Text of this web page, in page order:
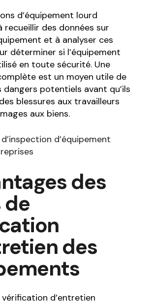
d’équipement lourd
recueillir des données sur
et à analyser ces
déterminer si l’équipement
en toute sécurité. Une
est un moyen utile de
potentiels avant qu’ils
blessures aux travailleurs
aux biens.
d’équipement
des
de
des
d’entretien